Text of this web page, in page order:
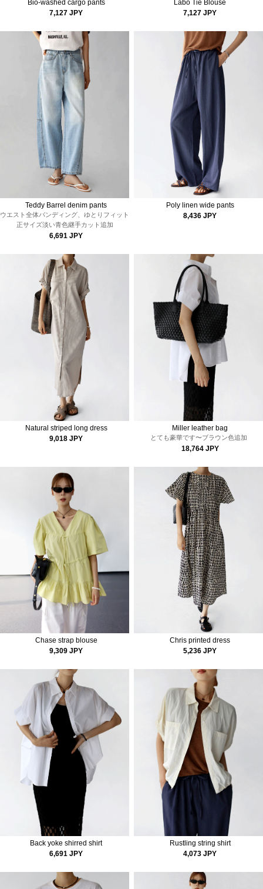
Bio-washed cargo pants
7,127 JPY
Labo Tie Blouse
7,127 JPY
Teddy Barrel denim pants
ウエスト全体バンディング、ゆとりフィット
正サイズ淡い青色継手カット追加
6,691 JPY
Poly linen wide pants
8,436 JPY
Natural striped long dress
9,018 JPY
Miller leather bag
とても豪華です〜ブラウン色追加
18,764 JPY
Chase strap blouse
9,309 JPY
Chris printed dress
5,236 JPY
Back yoke shirred shirt
6,691 JPY
Rustling string shirt
4,073 JPY